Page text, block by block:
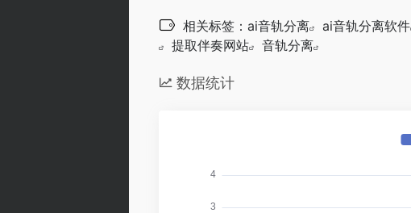
相关标签： ai音轨分离 ai音轨分离软件
提取伴奏网站
音轨分离
数据统计